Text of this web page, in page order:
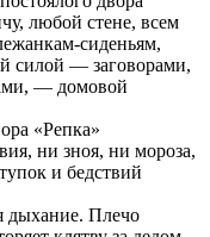
любой стене, всем
сиденьям,
силой — заговорами,
— домовой
«Репка»
ни зноя, ни мороза,
и бедствий
дыхание. Плечо